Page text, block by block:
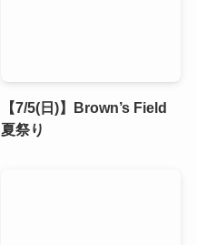
【7/5(日)】Brown’s Field
夏祭り